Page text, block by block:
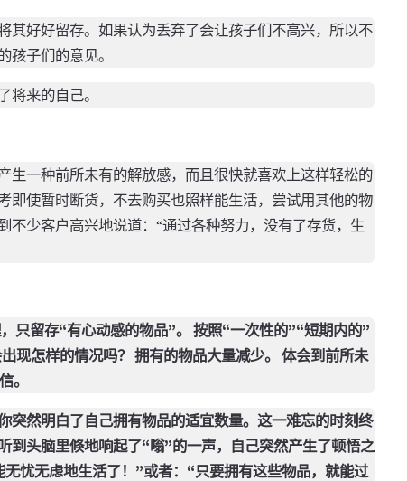
其好好留存。如果认为丢弃了会让孩子们不高兴，所以不
子们的意见。
将来的自己。
生一种前所未有的解放感，而且很快就喜欢上这样轻松的
即使暂时断货，不去购买也照样能生活，尝试用其他的物
不少客户高兴地说道：“通过各种努力，没有了存货，生
只留存“有心动感的物品”。 按照“一次性的”“短期内的”
现怎样的情况吗？ 拥有的物品大量减少。 体会到前所未
。
突然明白了自己拥有物品的适宜数量。这一难忘的时刻终
到头脑里倏地响起了“嗡”的一声，自己突然产生了顿悟之
忧无虑地生活了！”或者：“只要拥有这些物品，就能过